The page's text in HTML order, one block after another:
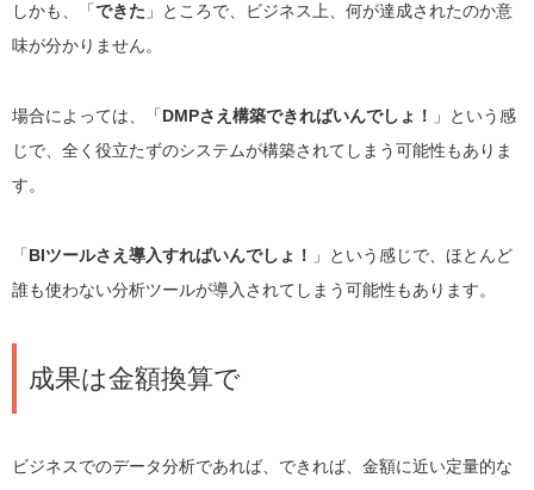
しかも、「できた 」ところで、ビジネス上、何が達成されたのか意
味が分かりません。
場合によっては、「DMPさえ構築できればいんでしょ！
」という感
じで、全く役立たずのシステムが構築されてしまう可能性もありま
す。
「BIツールさえ導入すればいんでしょ！
」という感じで、ほとんど
誰も使わない分析ツールが導入されてしまう可能性もあります。
成果は金額換算で
ビジネスでのデータ分析であれば、できれば、金額に近い定量的な